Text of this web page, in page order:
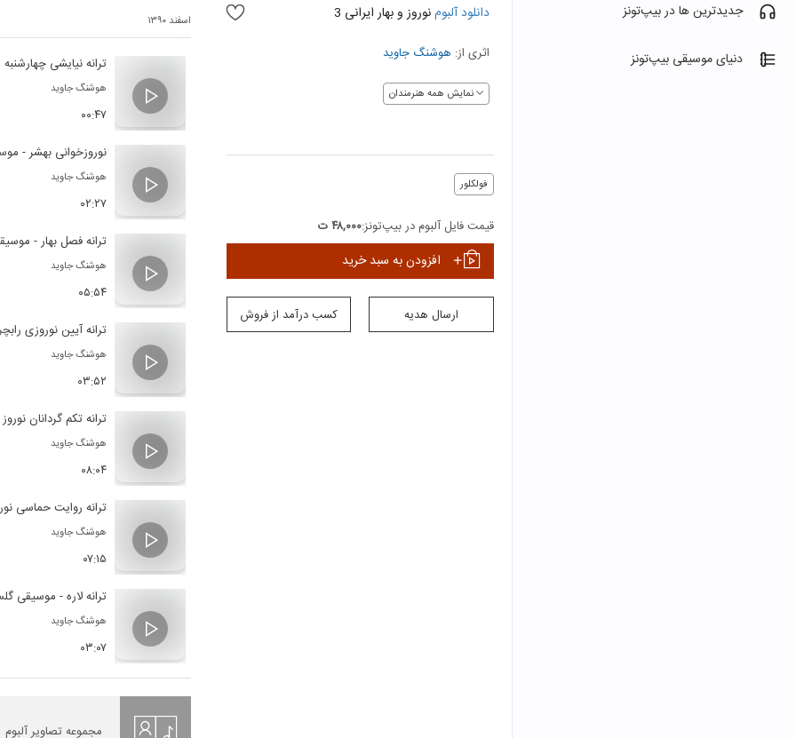
جدیدترین ها در بیپ‌تونز
دنیای موسیقی بیپ‌تونز
دانلود آلبومنوروز و بهار ایرانی 3
اثری از: هوشنگ جاوید
نمایش همه هنرمندان
فولکلور
قیمت فایل آلبوم در بیپ‌تونز:۴۸,۰۰۰ ت
افزودن به سبد خرید
ارسال هدیه کسب درآمد از فروش
اسفند ۱۳۹۰
ترانه نیایشی
هوشنگ جاوید
۰۰:۴۷
نوروزخوانی بهشر -
هوشنگ جاوید
۰۲:۲۷
ترانه فصل بهار -
هوشنگ جاوید
۰۵:۵۴
ترانه آیین نوروزی
هوشنگ جاوید
۰۳:۵۲
ترانه تکم گردانان
هوشنگ جاوید
۰۸:۰۴
ترانه روایت حماسی
هوشنگ جاوید
۰۷:۱۵
ترانه لاره - موسیقی
هوشنگ جاوید
۰۳:۰۷
مجموعه تصاویر آلبوم